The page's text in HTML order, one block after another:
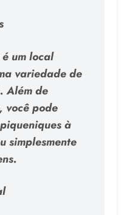
um local
variedade de
Além de
você pode
à
simplesmente